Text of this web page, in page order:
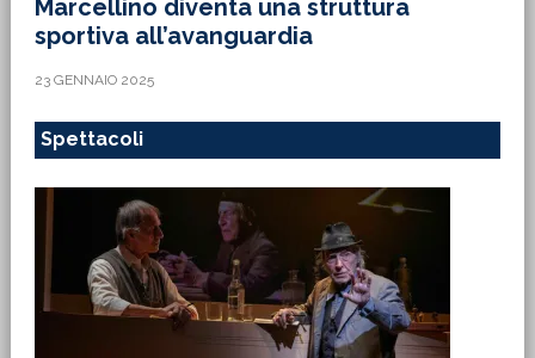
Marcellino diventa una struttura
sportiva all’avanguardia
23 GENNAIO 2025
Spettacoli